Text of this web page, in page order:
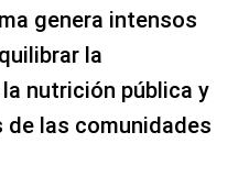
genera intensos
la
nutrición pública y
de las comunidades